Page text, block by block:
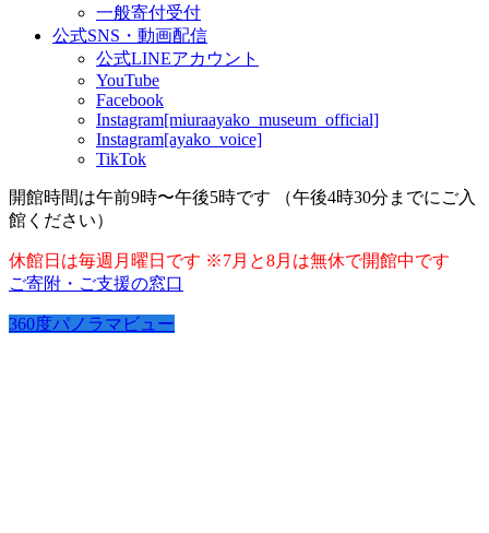
一般寄付受付
公式SNS・動画配信
公式LINEアカウント
YouTube
Facebook
Instagram[miuraayako_museum_official]
Instagram[ayako_voice]
TikTok
開館時間は午前9時〜午後5時です （午後4時30分までにご入
館ください）
休館日は毎週月曜日です ※7月と8月は無休で開館中です
ご寄附・ご支援の窓口
360度パノラマビュー